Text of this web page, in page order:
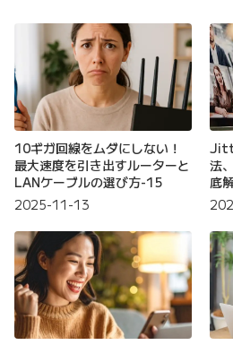
10ギガ回線をムダにしない！
最大速度を引き出すルーターと
LANケーブルの選び方-15
2025-11-13
法
底